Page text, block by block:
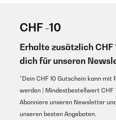
CHF -10
Erhalte zusätzlich CHF
dich für unseren
*Dein CHF 10 Gutschein kann
werden | Mindestbestellwert CHF
Abonniere unseren Newsletter
unseren besten Angeboten.